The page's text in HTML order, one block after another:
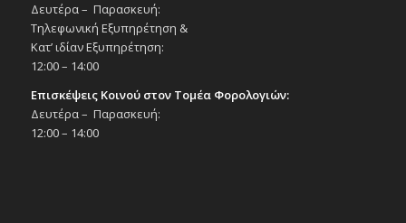
Δευτέρα – Παρασκευή:
Τηλεφωνική Εξυπηρέτηση &
Κατ’ ιδίαν Εξυπηρέτηση:
12:00 – 14:00
Επισκέψεις Κοινού στον Τομέα Φορολογιών:
Δευτέρα – Παρασκευή:
12:00 – 14:00